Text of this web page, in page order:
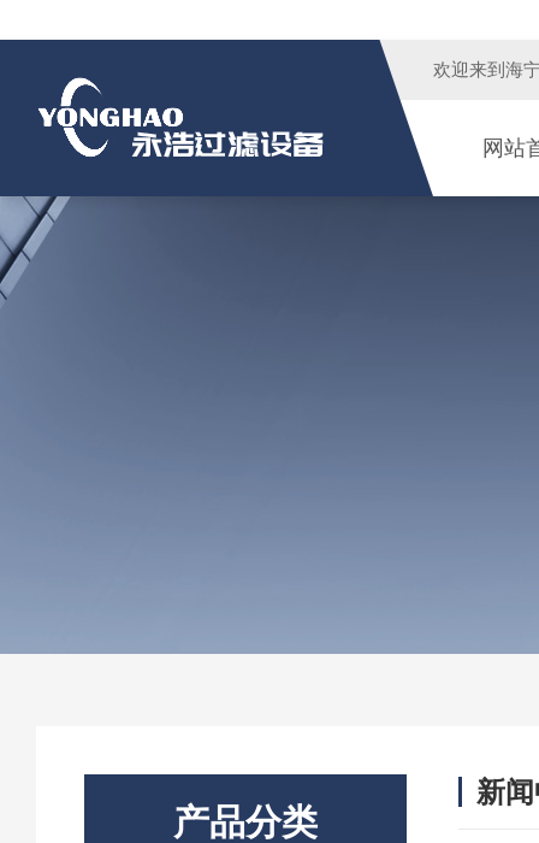
欢迎来到 海
网站
产品分类
新